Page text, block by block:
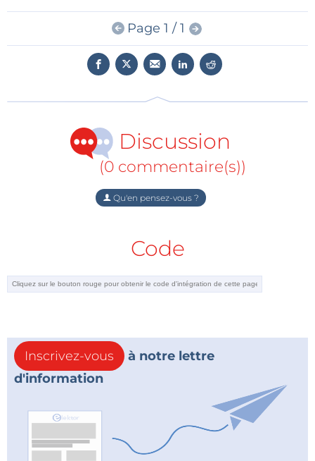
Page 1 / 1
Discussion
(0 commentaire(s))
Qu'en pensez-vous ?
Code
Inscrivez-vous
à notre lettre
d'information